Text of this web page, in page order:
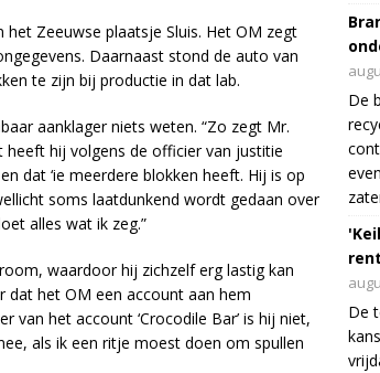
Zeeuwse plaatsje Sluis. Het OM zegt
Daarnaast stond de auto van
te zijn bij productie in dat lab.
aanklager niets weten. “Zo zegt Mr.
heeft hij volgens de officier van justitie
dat ‘ie meerdere blokken heeft. Hij is op
soms laatdunkend wordt gedaan over
alles wat ik zeg.”
waardoor hij zichzelf erg lastig kan
dat het OM een account aan hem
het account ‘Crocodile Bar’ is hij niet,
als ik een ritje moest doen om spullen
De
De